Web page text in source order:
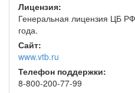
Лицензия:
Генеральная лицензия ЦБ
года.
Сайт:
www.vtb.ru
Телефон поддержки:
8-800-200-77-99